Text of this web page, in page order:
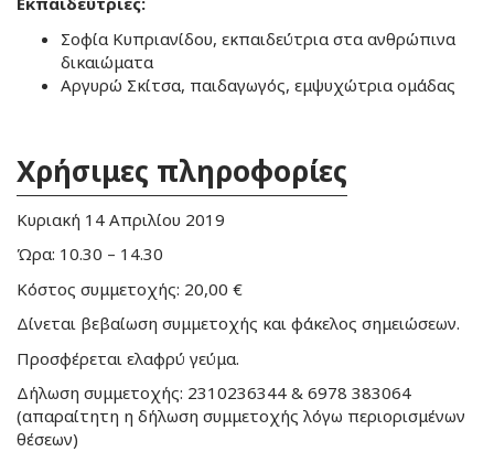
Σοφία Κυπριανίδου, εκπαιδεύτρια στα ανθρώπινα
δικαιώματα
Αργυρώ Σκίτσα, παιδαγωγός, εμψυχώτρια ομάδας
Χρήσιμες πληροφορίες
Κυριακή 14 Απριλίου 2019
Ώρα: 10.30 – 14.30
Κόστος συμμετοχής: 20,00 €
Δίνεται βεβαίωση συμμετοχής και φάκελος σημειώσεων.
Προσφέρεται ελαφρύ γεύμα.
Δήλωση συμμετοχής: 2310236344 & 6978 383064
(απαραίτητη η δήλωση συμμετοχής λόγω περιορισμένων
θέσεων)